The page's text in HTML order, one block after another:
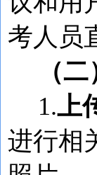
考人员
（
1.上
进行相